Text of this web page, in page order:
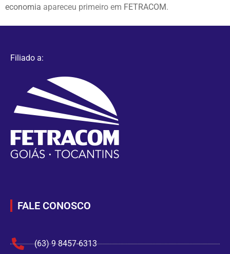
economia apareceu primeiro em FETRACOM.
Filiado a:
FALE CONOSCO
(63) 9 8457-6313